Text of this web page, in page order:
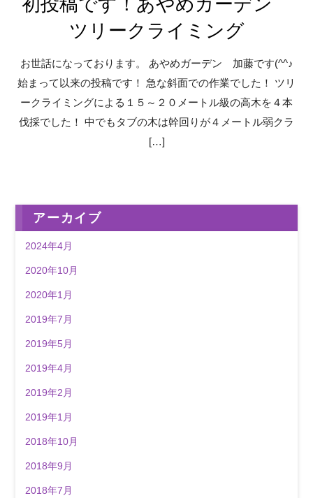
ツリークライミング
お世話になっております。 あやめガーデン 加藤です(^^♪
始まって以来の投稿です！ 急な斜面での作業でした！ ツリ
ークライミングによる１５～２０メートル級の高木を４本
伐採でした！ 中でもタブの木は幹回りが４メートル弱クラ
[…]
アーカイブ
2024年4月
2020年10月
2020年1月
2019年7月
2019年5月
2019年4月
2019年2月
2019年1月
2018年10月
2018年9月
2018年7月